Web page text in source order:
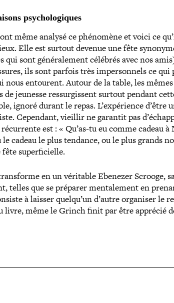
psychologiques
même analysé ce phénomène et voici ce
Elle est surtout devenue une fête
qui sont géné­ra­le­ment célébrés avec nos
ils sont parfois très imper­son­nels ce qui
nous entourent. Autour de la table, les
de jeunesse res­sur­gissent surtout pendant
ignoré durant le repas. L’expérience
Cependant, vieillir ne garantit pas
est : « Qu’as-​tu eu comme cadeau
cadeau le plus tendance, ou le plus grands
fête superficielle.
en un véritable Ebenezer Scrooge,
telles que se préparer men­ta­le­ment en
à laisser quelqu’un d’autre organiser le
livre, même le Grinch finit par être apprécié